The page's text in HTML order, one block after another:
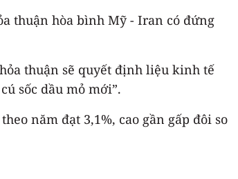
thuận hòa bình Mỹ - Iran có đứng
thuận sẽ quyết định liệu kinh tế
sốc dầu mỏ mới”.
năm đạt 3,1%, cao gần gấp đôi so